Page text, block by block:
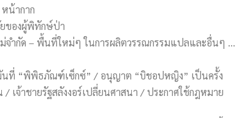
น้ากาก
ยของผู้พิทักษ์ป่า
ม่จำกัด – พื้นที่ใหม่ๆ ในการผลิตวรรณกรรมแปลและอื่นๆ …
นที่ “พิพิธภัณฑ์เซ็กซ์” / อนุญาต “บิชอปหญิง” เป็นครั้ง
/ เจ้าชายรัฐสลังงอร์เปลี่ยนศาสนา / ประกาศใช้กฎหมาย